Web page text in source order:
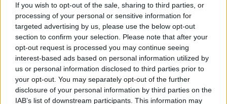
If you wish to opt-out of the sale, sharing to third parties, or
processing of your personal or sensitive information for
targeted advertising by us, please use the below opt-out
section to confirm your selection. Please note that after your
opt-out request is processed you may continue seeing
interest-based ads based on personal information utilized by
us or personal information disclosed to third parties prior to
your opt-out. You may separately opt-out of the further
disclosure of your personal information by third parties on the
IAB’s list of downstream participants. This information may
μονάδα Dolby Atmos 2 δρόμων ομοαξονική
Οδηγοί: 1,1″ dome-tweeter 1 x 4,5″ ομοαξονικό ηχείο 2 x 6,5″
woofer-midrange
Power Handling (RMS/Max.): Κύριο ηχείο: 160/300 Watt
Ηχείο Dolby Atmos: 40/80 Watt
Ευαισθησία (2,8V/1m): Κύριο ηχείο: 90 dB Ηχείο Dolby
Atmos: 87 dB
Αντίσταση: Κύριο ηχείο: 4 ohms Ηχείο Dolby Atmos: 4